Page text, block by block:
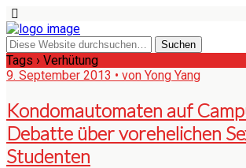
Tags › Verhütung
9. September 2013 • von Yong Yang
Kondomautomaten auf
Debatte über vorehelichen
Studenten